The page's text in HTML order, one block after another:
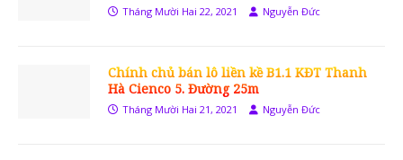
Tháng Mười Hai 22, 2021 Nguyễn Đức
Chính chủ bán lô liền kề B1.1 KĐT Thanh
Hà Cienco 5. Đường 25m
Tháng Mười Hai 21, 2021 Nguyễn Đức